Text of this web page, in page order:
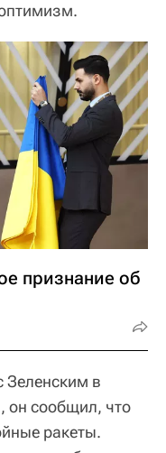
признание об
Зеленским в
он сообщил, что
ракеты.